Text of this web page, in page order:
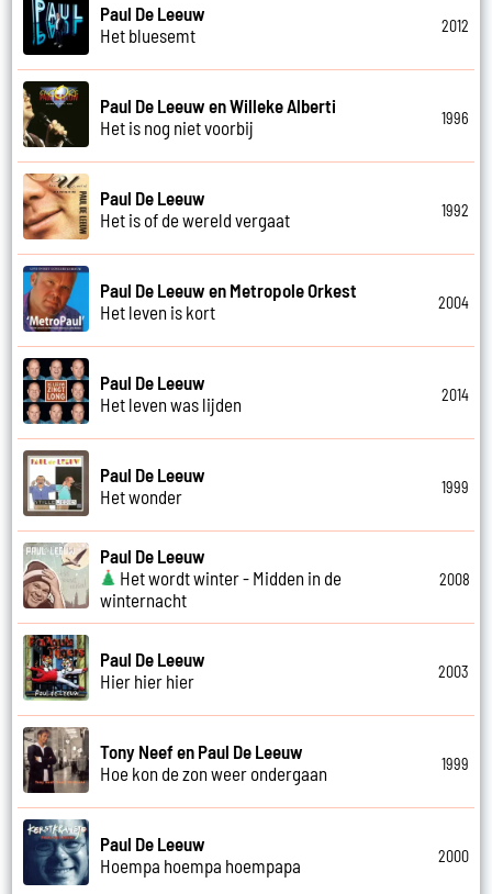
Paul De Leeuw
Het bluesemt
2012
Paul De Leeuw en Willeke Alberti
Het is nog niet voorbij
1996
Paul De Leeuw
Het is of de wereld vergaat
1992
Paul De Leeuw en Metropole Orkest
Het leven is kort
2004
Paul De Leeuw
Het leven was lijden
2014
Paul De Leeuw
Het wonder
1999
Paul De Leeuw
Het wordt winter - Midden in de
winternacht
2008
Paul De Leeuw
Hier hier hier
2003
Tony Neef en Paul De Leeuw
Hoe kon de zon weer ondergaan
1999
Paul De Leeuw
Hoempa hoempa hoempapa
2000